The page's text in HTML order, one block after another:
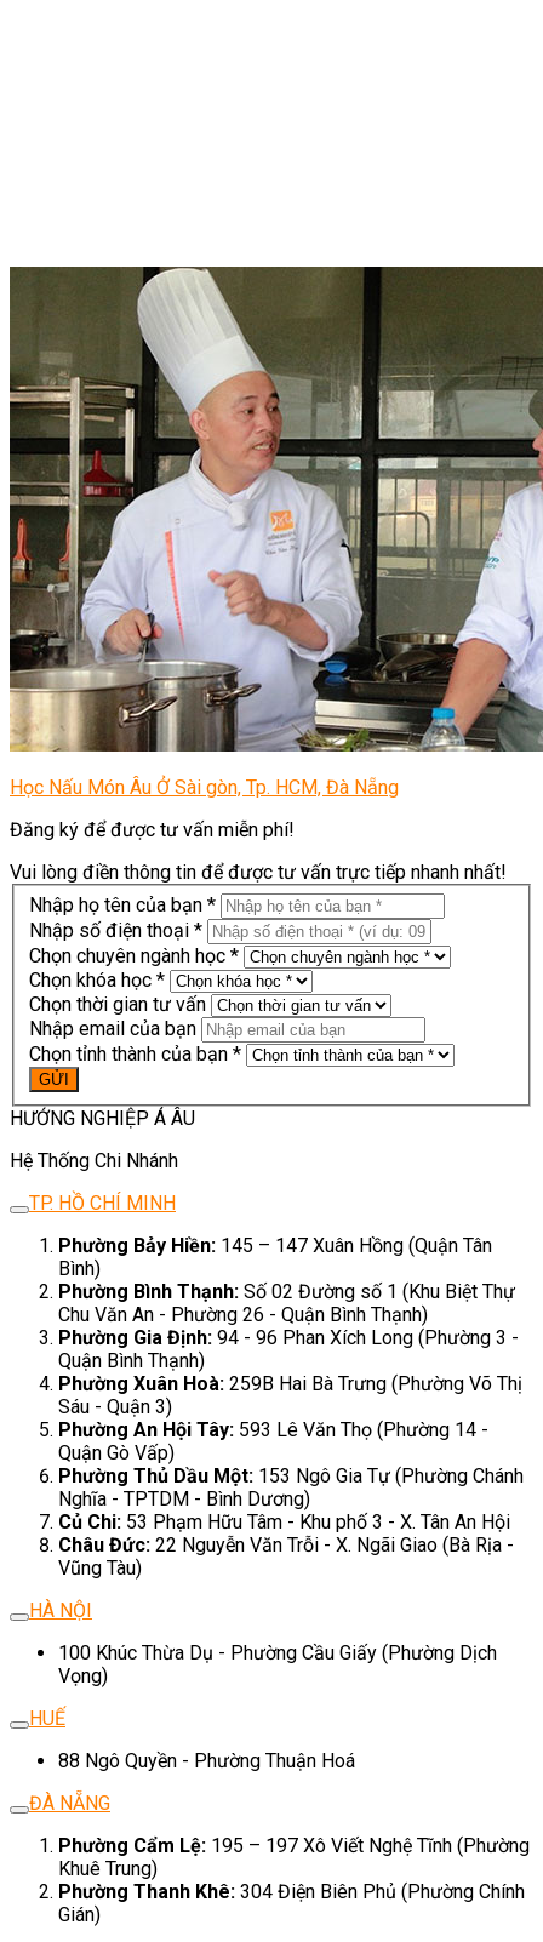
Học Nấu Món Âu Ở Sài gòn, Tp. HCM, Đà Nẵng
Đăng ký để được tư vấn miễn phí!
Vui lòng điền thông tin để được tư vấn trực tiếp nhanh nhất!
Nhập họ tên của bạn *
Nhập số điện thoại *
Chọn chuyên ngành học *
Chọn khóa học *
Chọn thời gian tư vấn
Nhập email của bạn
Chọn tỉnh thành của bạn *
HƯỚNG NGHIỆP Á ÂU
Hệ Thống Chi Nhánh
TP. HỒ CHÍ MINH
Phường Bảy Hiền: 145 – 147 Xuân Hồng (Quận Tân
Bình)
Phường Bình Thạnh: Số 02 Đường số 1 (Khu Biệt Thự
Chu Văn An - Phường 26 - Quận Bình Thạnh)
Phường Gia Định: 94 - 96 Phan Xích Long (Phường 3 -
Quận Bình Thạnh)
Phường Xuân Hoà: 259B Hai Bà Trưng (Phường Võ Thị
Sáu - Quận 3)
Phường An Hội Tây: 593 Lê Văn Thọ (Phường 14 -
Quận Gò Vấp)
Phường Thủ Dầu Một: 153 Ngô Gia Tự (Phường Chánh
Nghĩa - TPTDM - Bình Dương)
Củ Chi: 53 Phạm Hữu Tâm - Khu phố 3 - X. Tân An Hội
Châu Đức: 22 Nguyễn Văn Trỗi - X. Ngãi Giao (Bà Rịa -
Vũng Tàu)
HÀ NỘI
100 Khúc Thừa Dụ - Phường Cầu Giấy (Phường Dịch
Vọng)
HUẾ
88 Ngô Quyền - Phường Thuận Hoá
ĐÀ NẴNG
Phường Cẩm Lệ: 195 – 197 Xô Viết Nghệ Tĩnh (Phường
Khuê Trung)
Phường Thanh Khê: 304 Điện Biên Phủ (Phường Chính
Gián)